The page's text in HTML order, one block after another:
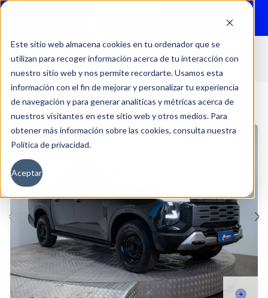
Este sitio web almacena cookies en tu ordenador que se
utilizan para recoger información acerca de tu interacción con
nuestro sitio web y nos permite recordarte. Usamos esta
información con el fin de mejorar y personalizar tu experiencia
de navegación y para generar analíticas y métricas acerca de
nuestros visitantes en este sitio web y otros medios. Para
obtener más información sobre las cookies, consulta nuestra
Política de privacidad.
Aceptar
Inicio Autos